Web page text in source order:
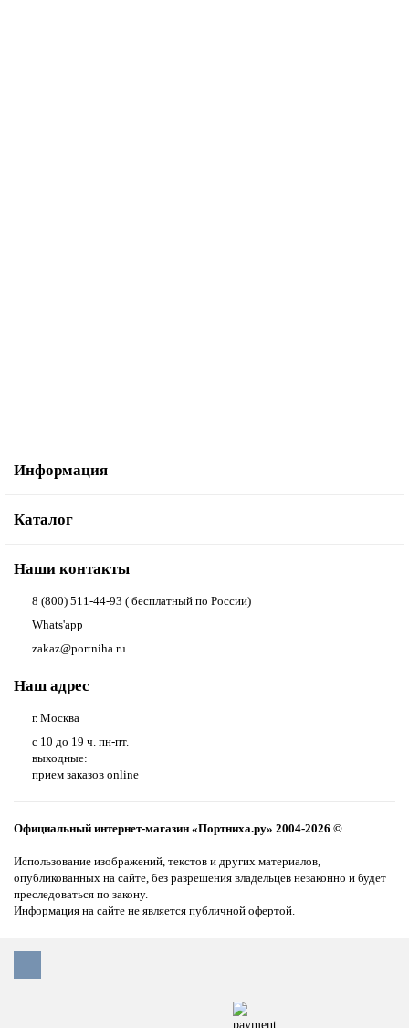
Информация
Каталог
Наши контакты
8 (800) 511-44-93 ( бесплатный по России)
Whats'app
zakaz@portniha.ru
Наш адрес
г. Москва
с 10 до 19 ч. пн-пт.
выходные:
прием заказов online
Официальный интернет-магазин «Портниха.ру» 2004-2026 ©
Использование изображений, текстов и других материалов,
опубликованных на сайте, без разрешения владельцев незаконно и будет
преследоваться по закону.
Информация на сайте не является публичной офертой.